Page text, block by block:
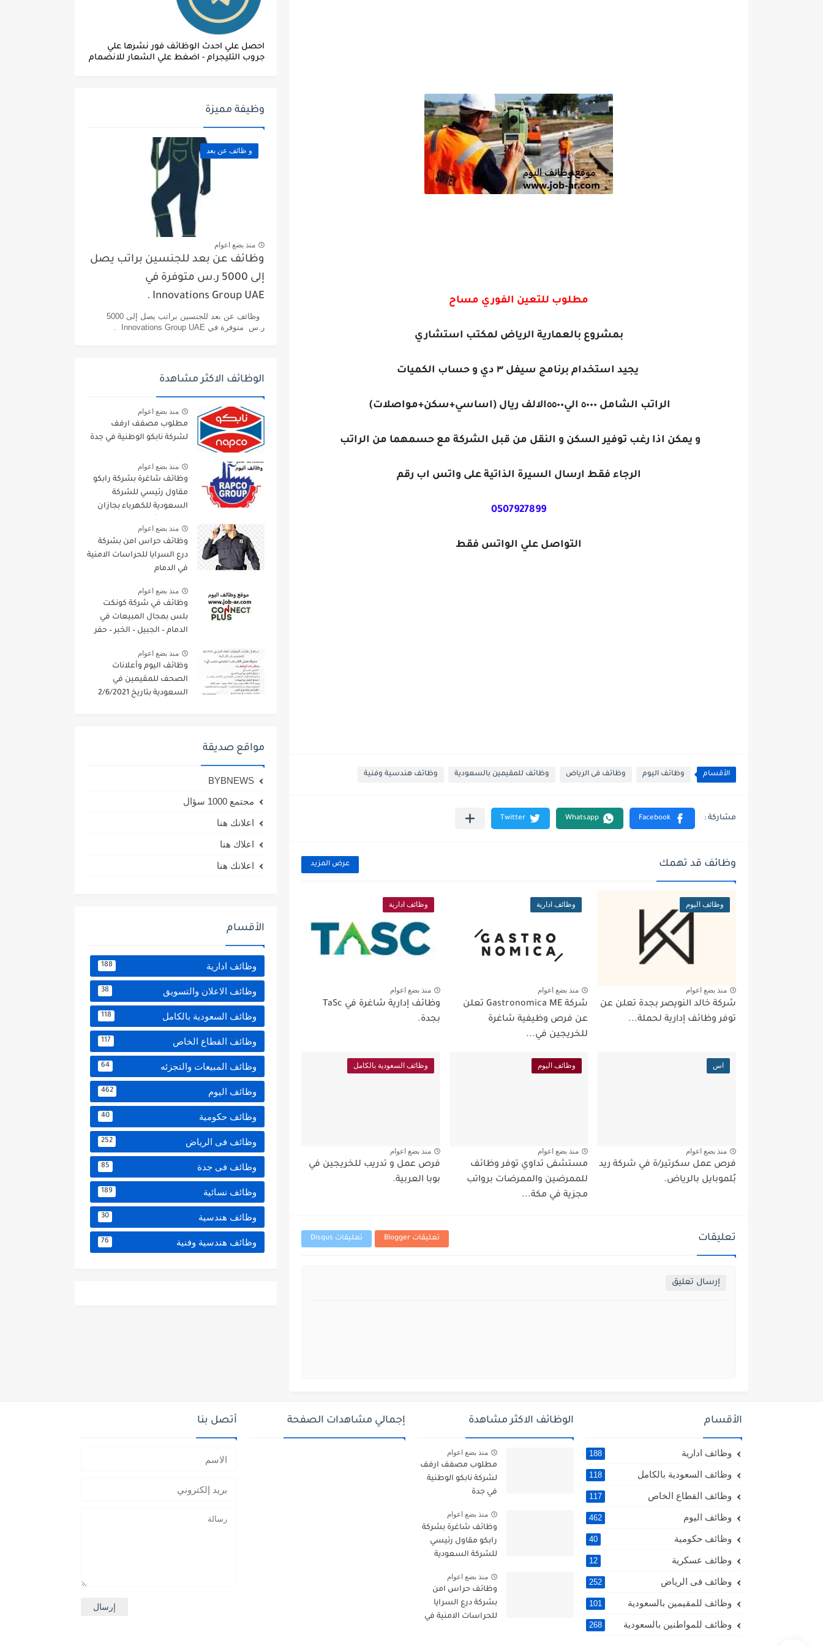
مطلوب للتعين الفوري مساح
بمشروع بالعمارية الرياض لمكتب استشاري
يجيد استخدام برنامج سيفل ٣ دي و حساب الكميات
الراتب الشامل ٥٠٠٠ الي٥٥٠٠الالف ريال (اساسي+سكن+مواصلات)
و يمكن اذا رغب توفير السكن و النقل من قبل الشركة مع حسمهما من الراتب
الرجاء فقط ارسال السيرة الذاتية على واتس اب رقم
0507927899
التواصل علي الواتس فقط
الأقسام وظائف اليوم وظائف فى الرياض وظائف للمقيمين بالسعودية وظائف هندسية وفنية
وظائف قد تهمك عرض المزيد
وظائف اليوم
منذ بضع اعوام
شركة خالد النويصر بجدة تعلن عن
توفر وظائف إدارية لحملة...
وظائف ادارية
منذ بضع اعوام
شركة Gastronomica ME تعلن
عن فرص وظيفية شاغرة
للخريجين في...
وظائف ادارية
منذ بضع اعوام
وظائف إدارية شاغرة في TaSc
بجدة.
اس
منذ بضع اعوام
فرص عمل سكرتير/ة في شركة ريد
بُلموبايل بالرياض.
وظائف اليوم
منذ بضع اعوام
مستشفى تداوي توفر وظائف
للممرضين والممرضات برواتب
مجزية في مكة...
وظائف السعودية بالكامل
منذ بضع اعوام
فرص عمل و تدريب للخريجين في
بوبا العربية.
تعليقات تعليقات Blogger تعليقات Disqus
إرسال تعليق
احصل علي احدث الوظائف فور نشرها علي
جروب التليجرام - اضغط علي الشعار للانضمام
وظيفة مميزة
و ظائف عن بعد
منذ بضع اعوام
وظائف عن بعد للجنسين براتب يصل
إلى 5000 ر.س متوفرة في
Innovations Group UAE .
وظائف عن بعد للجنسين براتب يصل إلى 5000
ر.س متوفرة في Innovations Group UAE .
الوظائف الاكثر مشاهدة
منذ بضع اعوام
مطلوب مصفف ارفف
لشركة نابكو الوطنية في جدة
منذ بضع اعوام
وظائف شاغرة بشركة رابكو
مقاول رئيسي للشركة
السعودية للكهرباء بجازان
منذ بضع اعوام
وظائف حراس امن بشركة
درع السرايا للحراسات الامنية
في الدمام
منذ بضع اعوام
وظائف في شركة كونكت
بلس بمجال المبيعات في
الدمام – الجبيل – الخبر – حفر
منذ بضع اعوام
وظائف اليوم وأعلانات
الصحف للمقيمين في
السعودية بتاريخ 2/6/2021
مواقع صديقة
BYBNEWS
مجتمع 1000 سؤال
اعلانك هنا
اعلاك هنا
اعلانك هنا
الأقسام
وظائف ادارية 188
وظائف الاعلان والتسويق 38
وظائف السعودية بالكامل 118
وظائف القطاع الخاص 117
وظائف المبيعات والتجزئه 64
وظائف اليوم 462
وظائف حكومية 40
وظائف فى الرياض 252
وظائف فى جدة 85
وظائف نسائية 189
وظائف هندسية 30
وظائف هندسية وفنية 76
الأقسام
وظائف ادارية 188
وظائف السعودية بالكامل 118
وظائف القطاع الخاص 117
وظائف اليوم 462
وظائف حكومية 40
وظائف عسكرية 12
وظائف فى الرياض 252
وظائف للمقيمين بالسعودية 101
وظائف للمواطنين بالسعودية 268
الوظائف الاكثر مشاهدة
منذ بضع اعوام
مطلوب مصفف ارفف
لشركة نابكو الوطنية
في جدة
منذ بضع اعوام
وظائف شاغرة بشركة
رابكو مقاول رئيسي
للشركة السعودية
ومقاول لأرامكو
السعودية
منذ بضع اعوام
وظائف حراس امن
بشركة درع السرايا
للحراسات الامنية في
إجمالي مشاهدات الصفحة أتصل بنا